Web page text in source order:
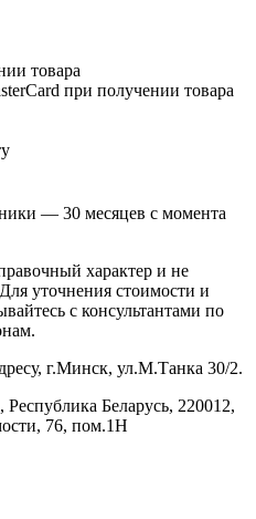
товара
при получении товара
— 30 месяцев с момента
характер и не
уточнения стоимости и
с консультантами по
г.Минск, ул.М.Танка 30/2.
Беларусь, 220012,
76, пом.1Н